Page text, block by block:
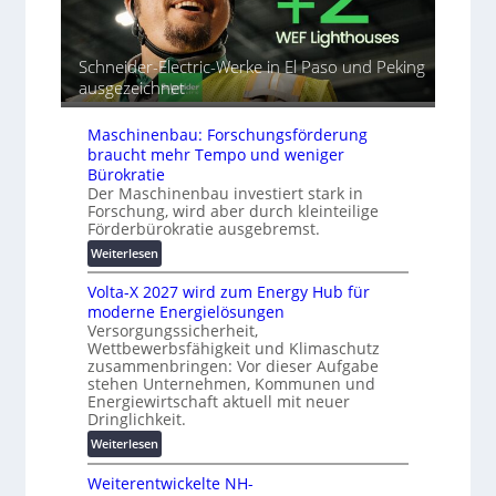
t
o
m
a
t
i
s
i
e
r
u
n
g
s
l
ö
s
u
n
g
e
n
a
l
r
e
i
h
e
d
e
t
G
e
ä
t
e
s
c
h
u
z
u
n
d
d
i
g
i
t
a
Schneider-Electric-Werke in El Paso und Peking
ausgezeichnet
Maschinenbau: Forschungsförderung
braucht mehr Tempo und weniger
Bürokratie
Der Maschinenbau investiert stark in
Forschung, wird aber durch kleinteilige
Förderbürokratie ausgebremst.
Weiterlesen:
M
a
s
c
h
i
n
e
n
b
a
u
Volta-X 2027 wird zum Energy Hub für
moderne Energielösungen
Versorgungssicherheit,
Wettbewerbsfähigkeit und Klimaschutz
zusammenbringen: Vor dieser Aufgabe
stehen Unternehmen, Kommunen und
Energiewirtschaft aktuell mit neuer
Dringlichkeit.
Weiterlesen:
V
o
Weiterentwickelte NH-